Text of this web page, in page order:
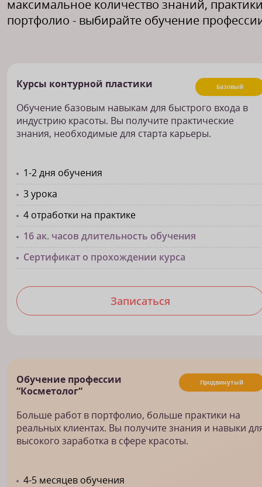
максимальное количество знаний,
портфолио - выбирайте обучение
Базовый
Курсы контурной пластики
Обучение базовым навыкам для быстрого входа в
индустрию красоты. Вы получите практические
знания, необходимые для старта карьеры.
1-2 дня обучения
3 урока
4 отработки на практике
16 ак. часов длительность обучения
Сертификат о прохождении курса
Записаться
Продвинутый
Обучение профессии
“Косметолог“
Больше работ в портфолио, больше практики на
реальных клиентах. Вы получите знания и навыки
высокого заработка в сфере красоты.
4-5 месяцев обучения